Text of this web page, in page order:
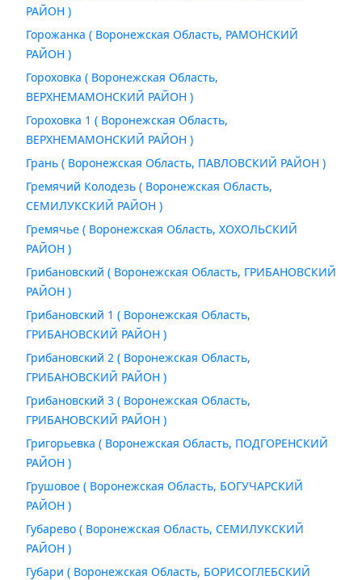
РАЙОН )
Горожанка ( Воронежская Область, РАМОНСКИЙ
РАЙОН )
Гороховка ( Воронежская Область,
ВЕРХНЕМАМОНСКИЙ РАЙОН )
Гороховка 1 ( Воронежская Область,
ВЕРХНЕМАМОНСКИЙ РАЙОН )
Грань ( Воронежская Область, ПАВЛОВСКИЙ РАЙОН )
Гремячий Колодезь ( Воронежская Область,
СЕМИЛУКСКИЙ РАЙОН )
Гремячье ( Воронежская Область, ХОХОЛЬСКИЙ
РАЙОН )
Грибановский ( Воронежская Область, ГРИБАНОВСКИЙ
РАЙОН )
Грибановский 1 ( Воронежская Область,
ГРИБАНОВСКИЙ РАЙОН )
Грибановский 2 ( Воронежская Область,
ГРИБАНОВСКИЙ РАЙОН )
Грибановский 3 ( Воронежская Область,
ГРИБАНОВСКИЙ РАЙОН )
Григорьевка ( Воронежская Область, ПОДГОРЕНСКИЙ
РАЙОН )
Грушовое ( Воронежская Область, БОГУЧАРСКИЙ
РАЙОН )
Губарево ( Воронежская Область, СЕМИЛУКСКИЙ
РАЙОН )
Губари ( Воронежская Область, БОРИСОГЛЕБСКИЙ